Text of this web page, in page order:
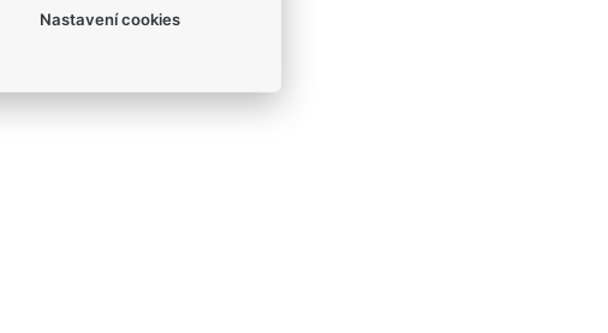
Nastavení cookies